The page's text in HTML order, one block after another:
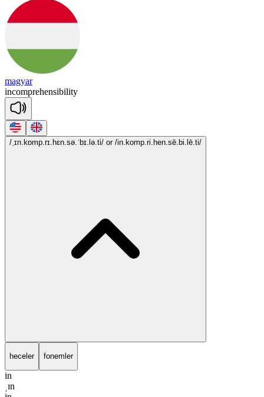
magyar
incomprehensibility
/ˌɪn.kɒmp.rɪ.hɛn.sə.ˈbɪ.lə.ti/ or /in.komp.ri.hen.sē.bi.lē.ti/
heceler fonemler
in
ˌɪn